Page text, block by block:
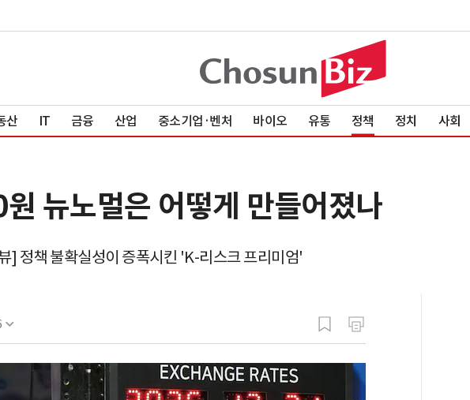
산 IT 금융 산업 중소기업·벤처 바이오 유통 정책 정치 사회
뉴노멀은 어떻게 만들어졌나
] 정책 불확실성이 증폭시킨 'K-리스크 프리미엄'